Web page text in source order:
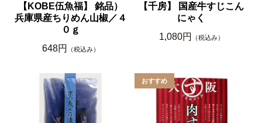
【KOBE伍魚福】 銘品）
兵庫県産ちりめん山椒／４
０ｇ
648円
（税込み）
【千房】 国産牛すじこん
にゃく
1,080円
（税込み）